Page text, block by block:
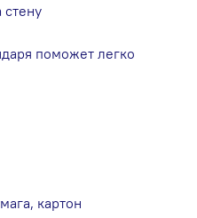
стену
поможет легко
картон